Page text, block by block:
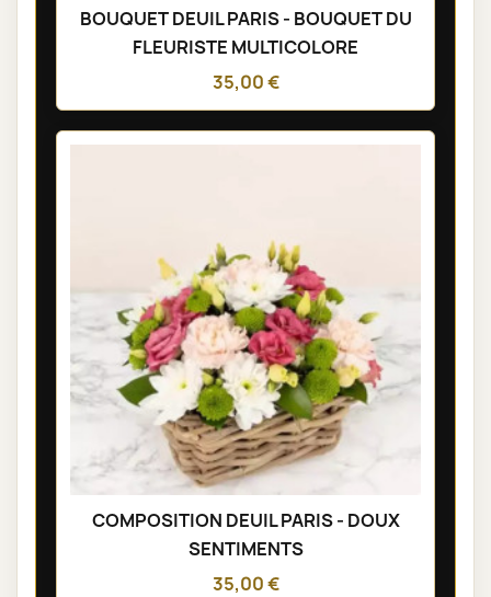
BOUQUET DEUIL PARIS - BOUQUET DU
FLEURISTE MULTICOLORE
35,00 €
COMPOSITION DEUIL PARIS - DOUX
SENTIMENTS
35,00 €